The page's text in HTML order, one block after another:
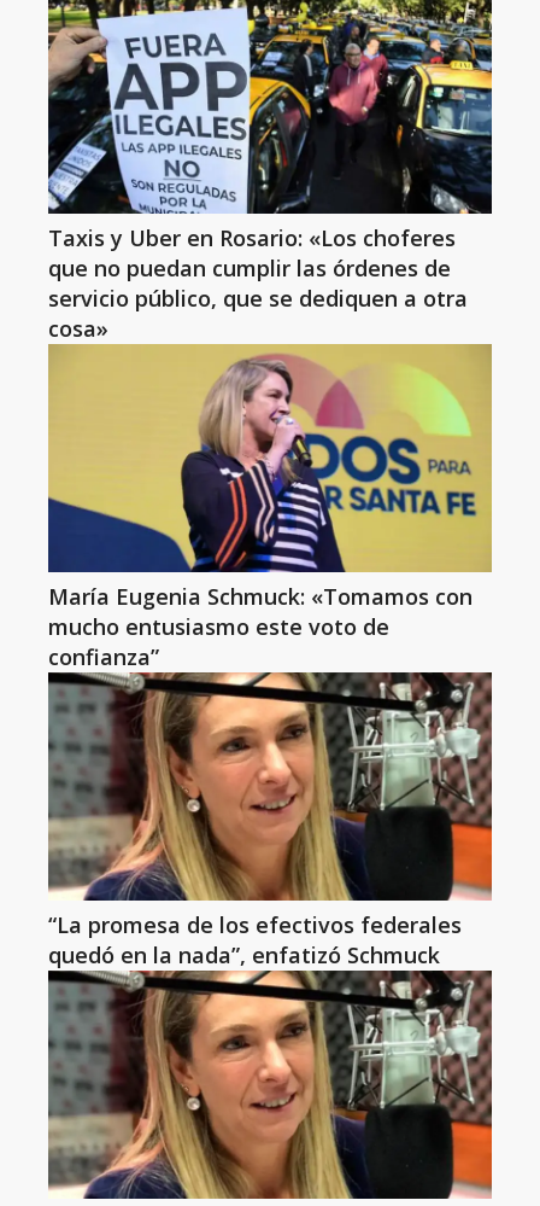
Taxis y Uber en Rosario: «Los choferes
que no puedan cumplir las órdenes de
servicio público, que se dediquen a otra
cosa»
María Eugenia Schmuck: «Tomamos con
mucho entusiasmo este voto de
confianza”
“La promesa de los efectivos federales
quedó en la nada”, enfatizó Schmuck